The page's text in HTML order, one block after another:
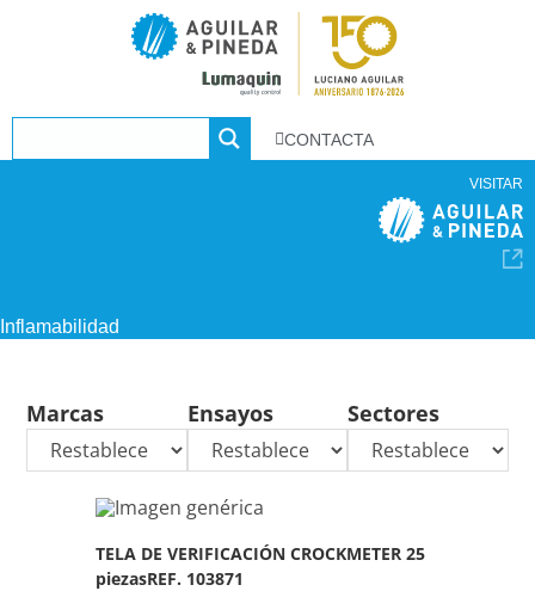
CONTACTA
VISITAR
Inflamabilidad
Marcas Ensayos Sectores
TELA DE VERIFICACIÓN CROCKMETER 25
piezasREF. 103871